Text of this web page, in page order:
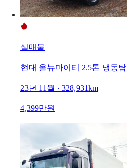
실매물
현대 올뉴마이티 2.5톤 냉동탑
23년 11월 · 328,931km
4,399만원